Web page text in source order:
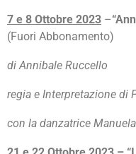
7 e 8 Ottobre 2023 –
(Fuori Abbonamento)
di Annibale Ruccello
regia e Interpretazione di
con la danzatrice